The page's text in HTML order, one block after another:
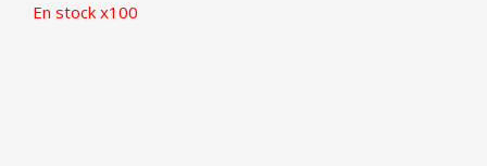
En stock x100